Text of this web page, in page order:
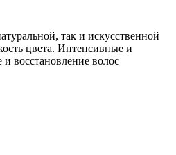
так и искусственной
цвета. Интенсивные и
восстановление волос